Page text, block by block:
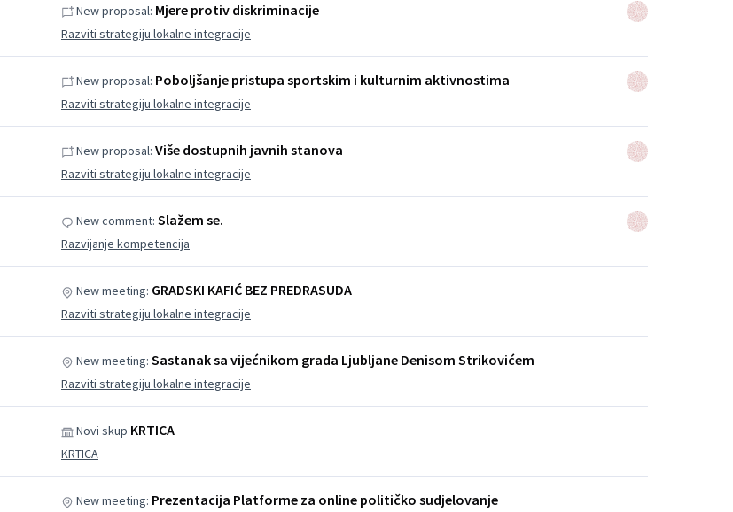
New proposal: Mjere protiv diskriminacije
Razviti strategiju lokalne integracije
New proposal: Poboljšanje pristupa sportskim i kulturnim aktivnostima
Razviti strategiju lokalne integracije
New proposal: Više dostupnih javnih stanova
Razviti strategiju lokalne integracije
New comment: Slažem se.
Razvijanje kompetencija
New meeting: GRADSKI KAFIĆ BEZ PREDRASUDA
Razviti strategiju lokalne integracije
New meeting: Sastanak sa vijećnikom grada Ljubljane Denisom Strikovićem
Razviti strategiju lokalne integracije
Novi skup KRTICA
KRTICA
New meeting: Prezentacija Platforme za online političko sudjelovanje